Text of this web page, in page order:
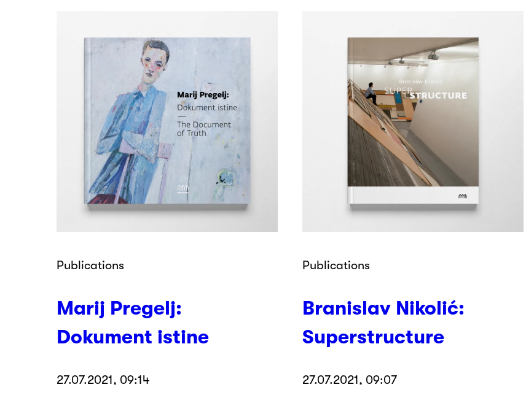
Publications
Marij Pregelj:
Dokument istine
27.07.2021, 09:14
Publications
Branislav Nikolić:
Superstructure
27.07.2021, 09:07